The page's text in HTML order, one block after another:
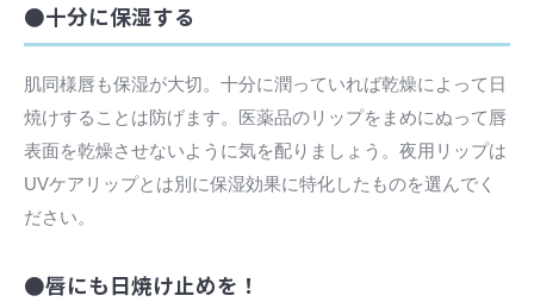
●十分に保湿する
肌同様唇も保湿が大切。十分に潤っていれば乾燥によって日
焼けすることは防げます。医薬品のリップをまめにぬって唇
表面を乾燥させないように気を配りましょう。夜用リップは
UVケアリップとは別に保湿効果に特化したものを選んでく
ださい。
●唇にも日焼け止めを！